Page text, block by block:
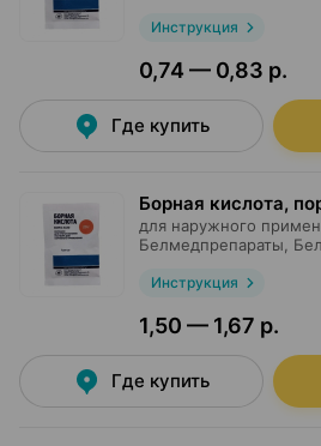
Инструкция
0,74 — 0,83 р.
Где купить
Борная кислота,
для наружного
Белмедпрепараты ,
Инструкция
1,50 — 1,67 р.
Где купить